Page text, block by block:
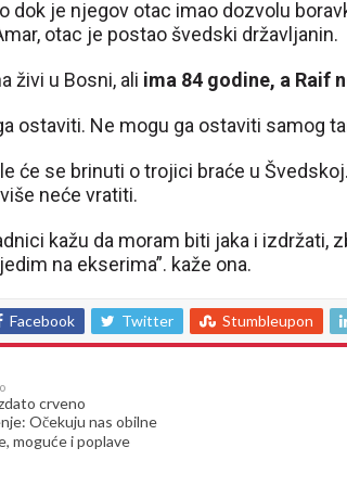
dok je njegov otac imao dozvolu
otac je postao švedski državljanin.
živi u Bosni, ali ima 84 godine, a Raif
ostaviti. Ne mogu ga ostaviti samog
će se brinuti o trojici braće u
neće vratiti.
kažu da moram biti jaka i izdržati,
na ekserima”. kaže ona.
Facebook Twitter Stumbleupon
crveno
Očekuju nas obilne
moguće i poplave